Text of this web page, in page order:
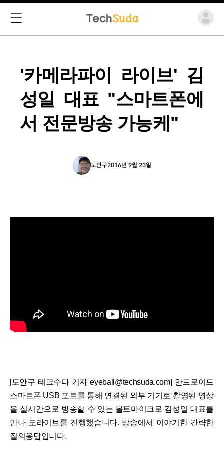
'카메라파이 라이브' 김
성일 대표 "스마트폰에
서 전문방송 가능케"
도안구2016년 9월 23일
[도안구 테크수다 기자 eyeball@techsuda.com] 안드로이드
스마트폰 USB 포트를 통해 연결된 외부 기기로 촬영된 영상
을 실시간으로 방송할 수 있는 볼트마이크로 김성일 대표를
만나 도라이브를 진행했습니다. 방송에서 이야기한 간략한
질의응답입니다.